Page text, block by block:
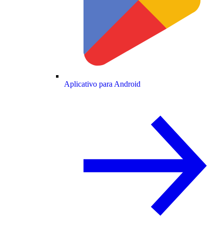
Aplicativo para Android